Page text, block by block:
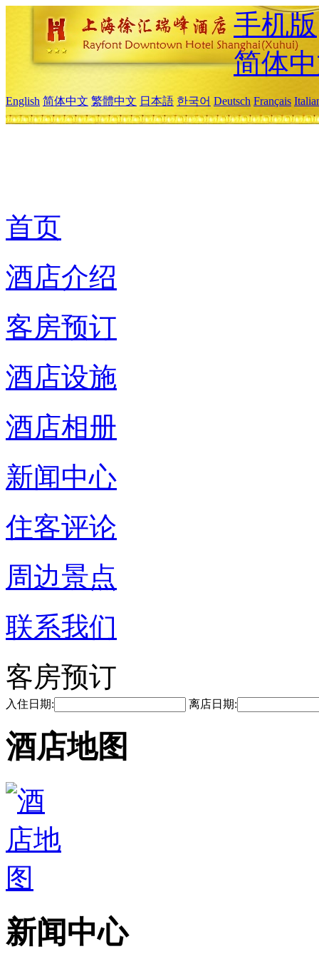
手机版
简体
English 简体中文 繁體中文 日本語 한국어 Deutsch Français
首页
酒店介绍
客房预订
酒店设施
酒店相册
新闻中心
住客评论
周边景点
联系我们
客房预订
入住日期: 离店日期:
酒店地图
新闻中心